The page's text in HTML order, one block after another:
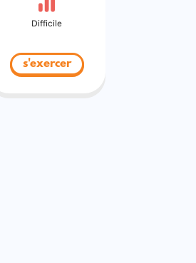
Difficile
s'exercer